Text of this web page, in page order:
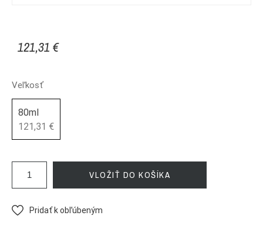
121,31 €
Veľkosť
80ml
121,31 €
VLOŽIŤ DO KOŠÍKA
Pridať k obľúbeným